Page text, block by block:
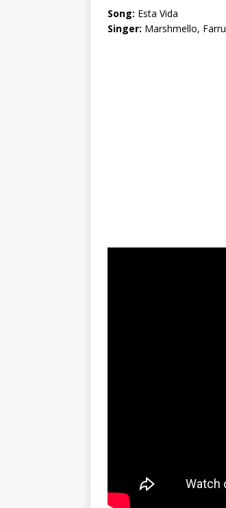
Song: Esta Vida
Singer: Marshmello,